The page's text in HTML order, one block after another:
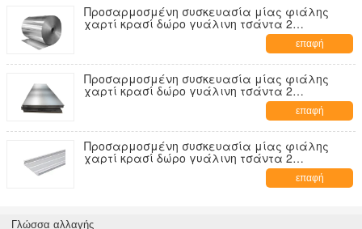
Προσαρμοσμένη συσκευασία μίας φιάλης
χαρτί κρασί δώρο γυάλινη τσάντα 2
μπουκάλια μαύρο κρασί tote carry bagsεπαφή
Προσαρμοσμένη συσκευασία μίας φιάλης
χαρτί κρασί δώρο γυάλινη τσάντα 2
μπουκάλια μαύρο κρασί tote carry bagsεπαφή
Προσαρμοσμένη συσκευασία μίας φιάλης
χαρτί κρασί δώρο γυάλινη τσάντα 2
μπουκάλια μαύρο κρασί tote carry bagsεπαφή
Γλώσσα αλλαγής